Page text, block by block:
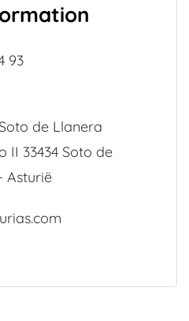
93
de Llanera
II 33434 Soto de
Asturië